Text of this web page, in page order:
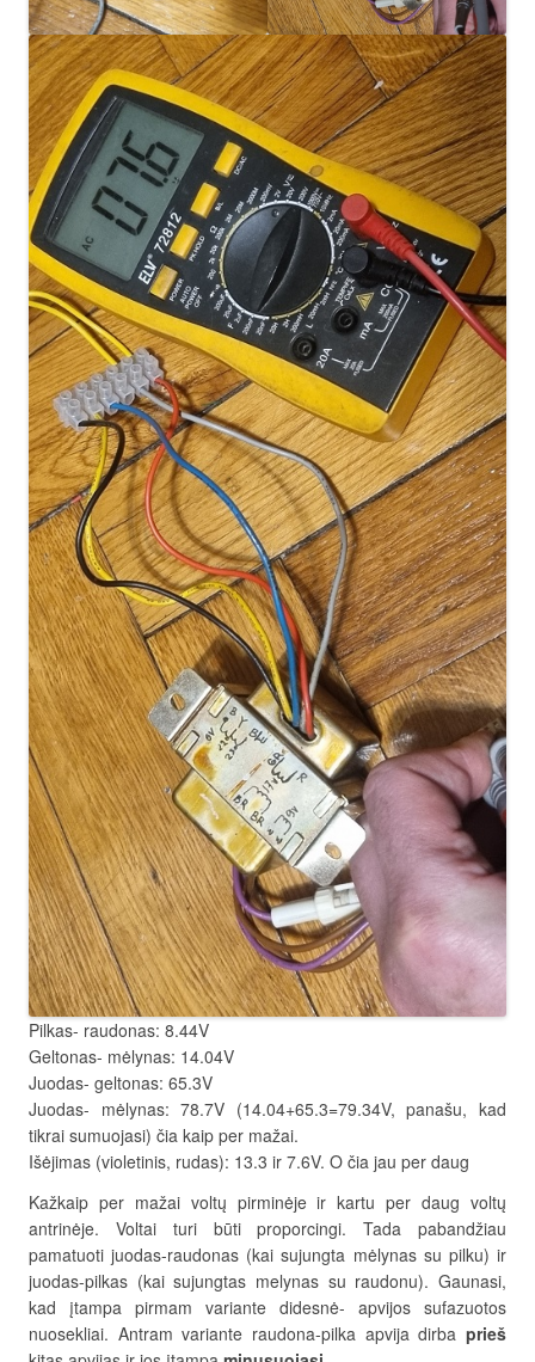
Pilkas- raudonas: 8.44V
Geltonas- mėlynas: 14.04V
Juodas- geltonas: 65.3V
Juodas- mėlynas: 78.7V (14.04+65.3=79.34V, panašu, kad
tikrai sumuojasi) čia kaip per mažai.
Išėjimas (violetinis, rudas): 13.3 ir 7.6V. O čia jau per daug
Kažkaip per mažai voltų pirminėje ir kartu per daug voltų
antrinėje. Voltai turi būti proporcingi. Tada pabandžiau
pamatuoti juodas-raudonas (kai sujungta mėlynas su pilku) ir
juodas-pilkas (kai sujungtas melynas su raudonu). Gaunasi,
kad įtampa pirmam variante didesnė- apvijos sufazuotos
nuosekliai. Antram variante raudona-pilka apvija dirba prieš